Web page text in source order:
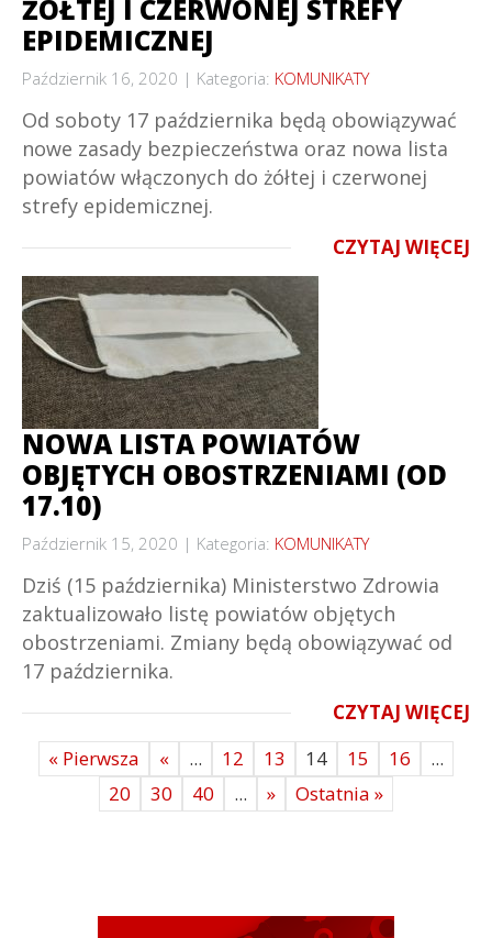
ŻÓŁTEJ I CZERWONEJ STREFY
EPIDEMICZNEJ
Październik 16, 2020 Kategoria: KOMUNIKATY
Od soboty 17 października będą obowiązywać
nowe zasady bezpieczeństwa oraz nowa lista
powiatów włączonych do żółtej i czerwonej
strefy epidemicznej.
CZYTAJ WIĘCEJ
NOWA LISTA POWIATÓW
OBJĘTYCH OBOSTRZENIAMI (OD
17.10)
Październik 15, 2020 Kategoria: KOMUNIKATY
Dziś (15 października) Ministerstwo Zdrowia
zaktualizowało listę powiatów objętych
obostrzeniami. Zmiany będą obowiązywać od
17 października.
CZYTAJ WIĘCEJ
« Pierwsza
« ... 12 13 14 15 16
...
20
30 40 ... » Ostatnia »